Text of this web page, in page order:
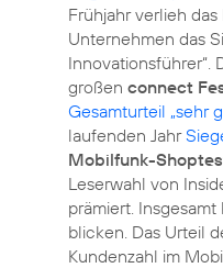
Frühjahr verlieh das
Unternehmen das
Innovationsführer“.
großen connect
Gesamturteil „sehr
laufenden Jahr
Mobilfunk-
Leserwahl von
prämiert.
blicken. Das Urteil
Kundenzahl im